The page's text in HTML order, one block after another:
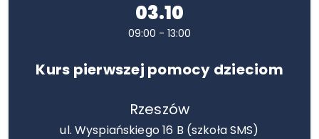
03.10
09:00 - 13:00
Kurs pierwszej pomocy dzieciom
Rzeszów
ul. Wyspiańskiego 16 B (szkoła SMS)